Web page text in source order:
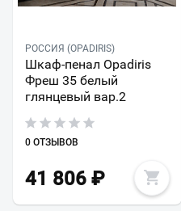
РОССИЯ (OPADIRIS)
Шкаф-пенал Opadiris
Фреш 35 белый
глянцевый вар.2
0 ОТЗЫВОВ
41 806 ₽